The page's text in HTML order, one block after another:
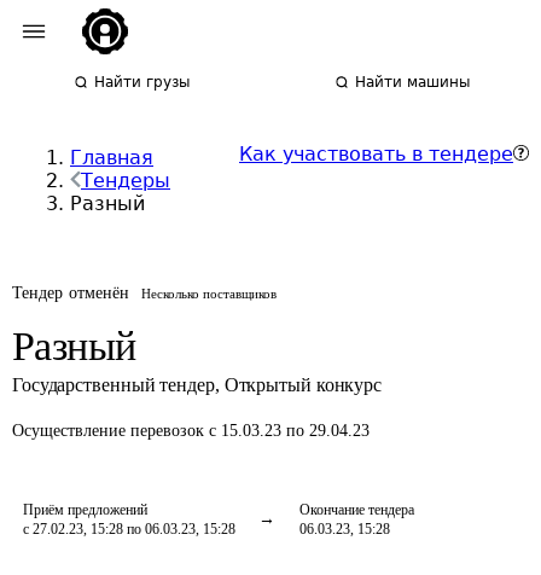
Найти грузы Найти машины
Главная
Тендеры
Разный
Как участвовать в тендере
Тендер отменён Несколько поставщиков
Разный
Государственный тендер, Открытый конкурс
Осуществление перевозок с 15.03.23 по 29.04.23
Приём предложений
с 27.02.23, 15:28 по 06.03.23, 15:28
Окончание тендера
06.03.23, 15:28